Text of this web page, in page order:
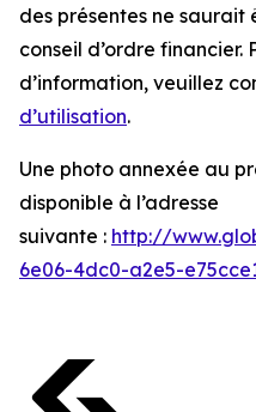
des présentes ne
conseil d’ordre
d’information, veuillez
d’utilisation.
Une photo annexée au
disponible à l’adresse
suivante : http://
6e06-4dc0-a2e5-